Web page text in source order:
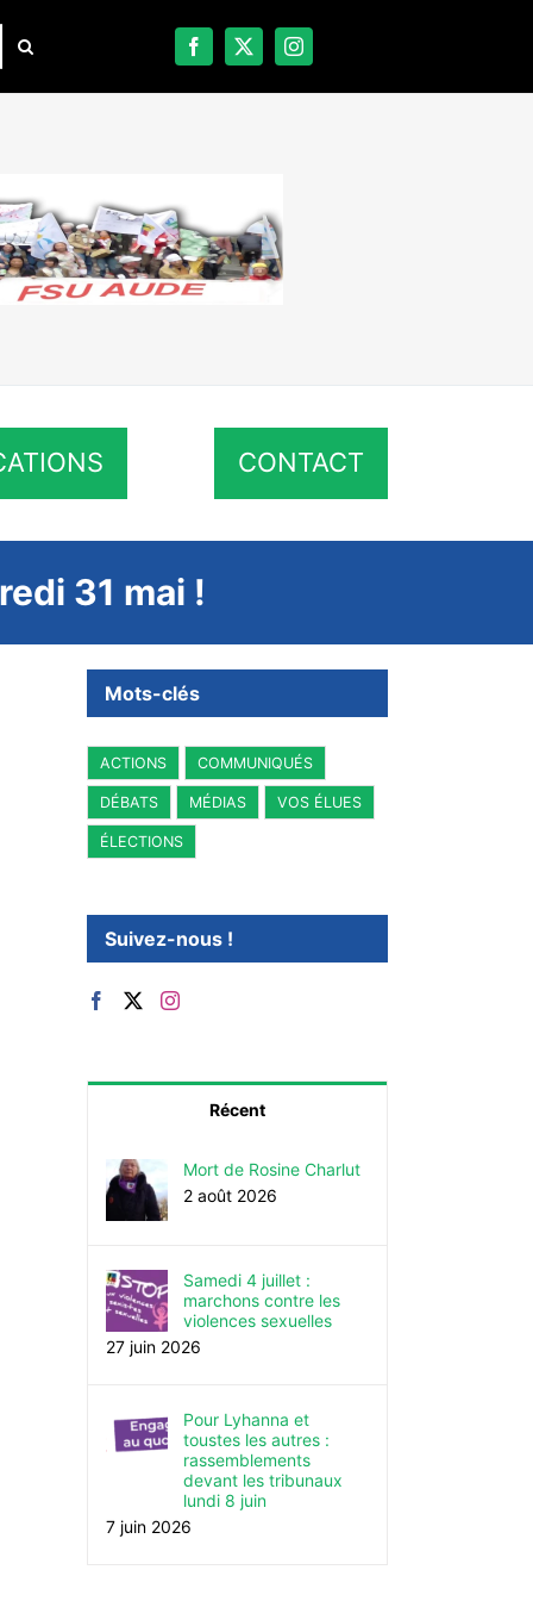
CONTACT
31 mai !
Mots-clés
ACTIONS COMMUNIQUÉS
DÉBATS MÉDIAS VOS ÉLUES
ÉLECTIONS
Suivez-nous !
Récent
Mort de Rosine Charlut
2 août 2026
Samedi 4 juillet :
marchons contre les
violences sexuelles
27 juin 2026
Pour Lyhanna et
toustes les autres :
rassemblements
devant les tribunaux
lundi 8 juin
7 juin 2026